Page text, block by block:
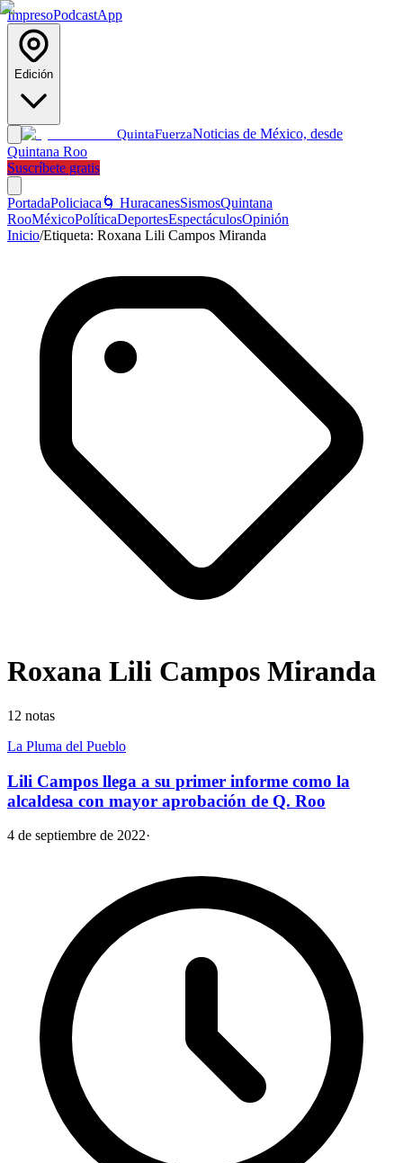
ImpresoPodcastApp
Edición
QuintaFuerzaNoticias de México, desde
Quintana Roo
Suscríbete gratis
PortadaPoliciaca 🌀 HuracanesSismosQuintana
RooMéxicoPolíticaDeportesEspectáculosOpinión
Inicio/Etiqueta: Roxana Lili Campos Miranda
Roxana Lili Campos Miranda
12 notas
La Pluma del Pueblo
Lili Campos llega a su primer informe como la
alcaldesa con mayor aprobación de Q. Roo
4 de septiembre de 2022·